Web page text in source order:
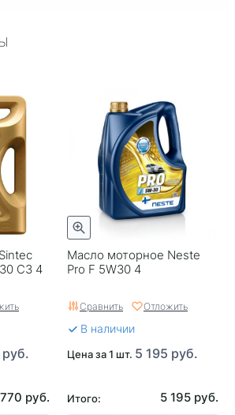
Россия
5000
API
SL
Бензиновый двигатель
Автомобили с
бензиновым двигателем
Россия
C3 4
руб.
Масло моторное Neste
Pro F 5W30 4
Сравнить Отложить
В наличии
Цена за 1 шт. 5 195 руб.
Итого: 5 195 руб.